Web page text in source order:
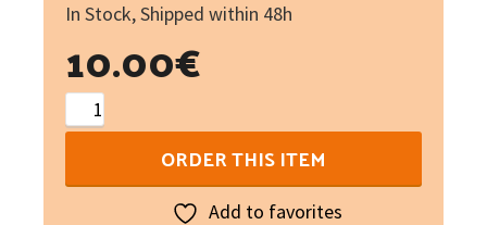
In Stock, Shipped within 48h
10.00€
Recettes
traditionnelles
ORDER THIS ITEM
Add to favorites